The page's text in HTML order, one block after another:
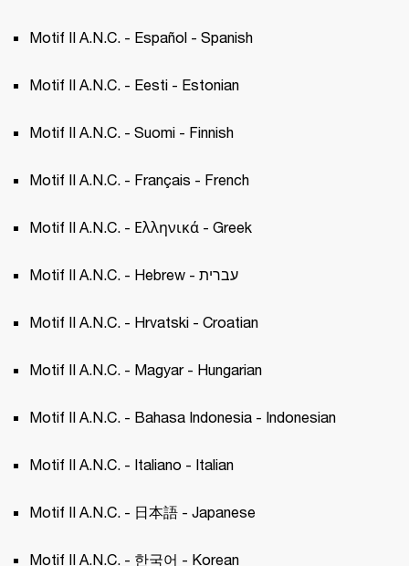
Motif II A.N.C. - Español - Spanish
Motif II A.N.C. - Eesti - Estonian
Motif II A.N.C. - Suomi - Finnish
Motif II A.N.C. - Français - French
Motif II A.N.C. - Ελληνικά - Greek
Motif II A.N.C. - Hebrew - עברית
Motif II A.N.C. - Hrvatski - Croatian
Motif II A.N.C. - Magyar - Hungarian
Motif II A.N.C. - Bahasa Indonesia - Indonesian
Motif II A.N.C. - Italiano - Italian
Motif II A.N.C. - 日本語 - Japanese
Motif II A.N.C. - 한국어 - Korean